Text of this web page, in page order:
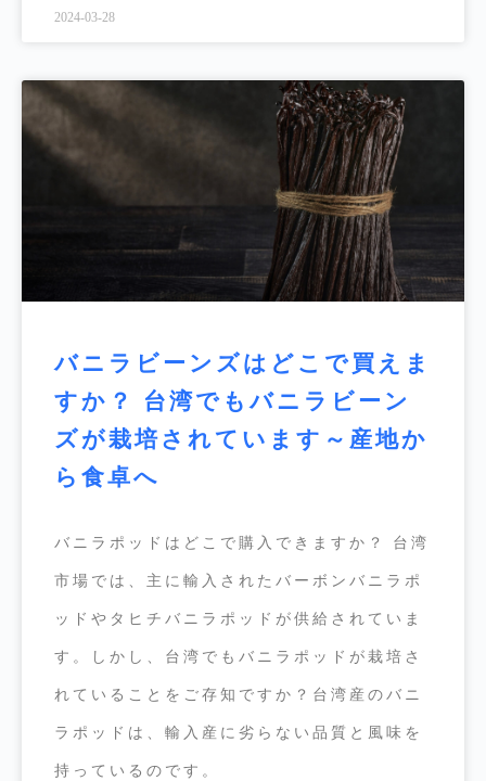
2024-03-28
バニラビーンズはどこで買えま
すか？ 台湾でもバニラビーン
ズが栽培されています～産地か
ら食卓へ
バニラポッドはどこで購入できますか？ 台湾
市場では、主に輸入されたバーボンバニラポ
ッドやタヒチバニラポッドが供給されていま
す。しかし、台湾でもバニラポッドが栽培さ
れていることをご存知ですか？台湾産のバニ
ラポッドは、輸入産に劣らない品質と風味を
持っているのです。